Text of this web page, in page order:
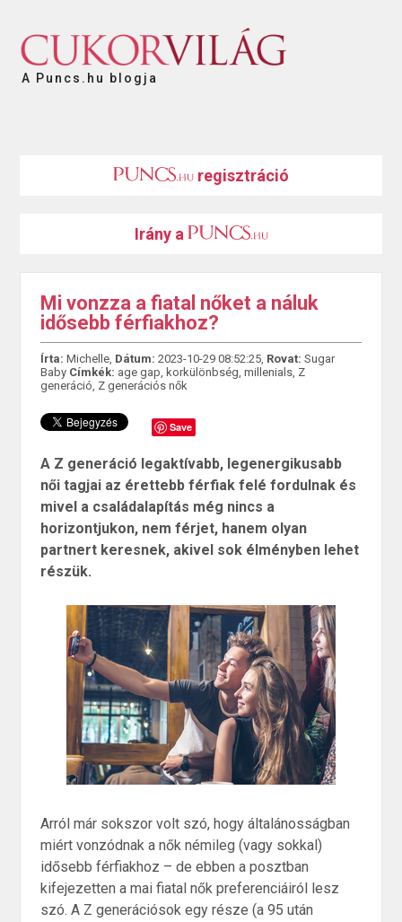
A Puncs.hu blogja
regisztráció
Irány a
Mi vonzza a fiatal nőket a náluk
idősebb férfiakhoz?
Írta: Michelle, Dátum: 2023-10-29 08:52:25, Rovat: Sugar
Baby Címkék: age gap, korkülönbség, millenials, Z
generáció, Z generációs nők
Save
A Z generáció legaktívabb, legenergikusabb
női tagjai az érettebb férfiak felé fordulnak és
mivel a családalapítás még nincs a
horizontjukon, nem férjet, hanem olyan
partnert keresnek, akivel sok élményben lehet
részük.
Arról már sokszor volt szó, hogy általánosságban
miért vonzódnak a nők némileg (vagy sokkal)
idősebb férfiakhoz – de ebben a posztban
kifejezetten a mai fiatal nők preferenciáiról lesz
szó. A Z generációsok egy része (a 95 után